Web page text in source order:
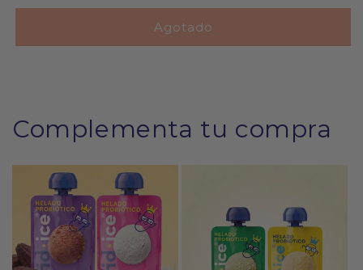
Agotado
Complementa tu compra